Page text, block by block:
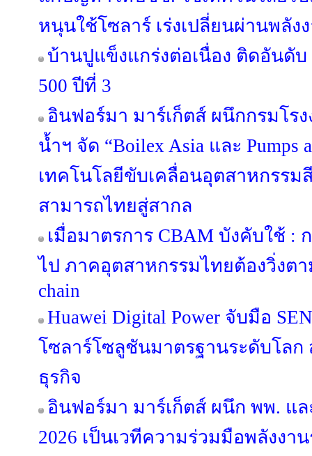
หนุนใช้โซลาร์ เร่งเปลี่ยนผ่านพลั
บ้านปูแข็งแกร่งต่อเนื่อง ติดอันดับ
500 ปีที่ 3
อินฟอร์มา มาร์เก็ตส์ ผนึกกรมโร
น้ำฯ จัด “Boilex Asia และ Pumps
เทคโนโลยีขับเคลื่อนอุตสาหกรรม
สามารถไทยสู่สากล
เมื่อมาตรการ CBAM บังคับใช้ :
ไป ภาคอุตสาหกรรมไทยต้องวิ่งตา
chain
Huawei Digital Power จับมือ
โซลาร์โซลูชันมาตรฐานระดับโล
ธุรกิจ
อินฟอร์มา มาร์เก็ตส์ ผนึก พพ. แล
2026 เป็นเวทีความร่วมมือพลังง